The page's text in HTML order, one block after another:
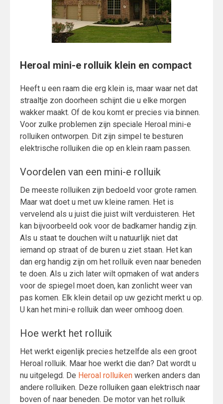
Heroal mini-e rolluik klein en compact
Heeft u een raam die erg klein is, maar waar net dat
straaltje zon doorheen schijnt die u elke morgen
wakker maakt. Of de kou komt er precies via binnen.
Voor zulke problemen zijn speciale Heroal mini-e
rolluiken ontworpen. Dit zijn simpel te besturen
elektrische rolluiken die op en klein raam passen.
Voordelen van een mini-e rolluik
De meeste rolluiken zijn bedoeld voor grote ramen.
Maar wat doet u met uw kleine ramen. Het is
vervelend als u juist die juist wilt verduisteren. Het
kan bijvoorbeeld ook voor de badkamer handig zijn.
Als u staat te douchen wilt u natuurlijk niet dat
iemand op straat of de buren u ziet staan. Het kan
dan erg handig zijn om het rolluik even naar beneden
te doen. Als u zich later wilt opmaken of wat anders
voor de spiegel moet doen, kan zonlicht weer van
pas komen. Elk klein detail op uw gezicht merkt u op.
U kan het mini-e rolluik dan weer omhoog doen.
Hoe werkt het rolluik
Het werkt eigenlijk precies hetzelfde als een groot
Heroal rolluik. Maar hoe werkt die dan? Dat wordt u
nu uitgelegd. De Heroal rolluiken werken anders dan
andere rolluiken. Deze rolluiken gaan elektrisch naar
boven of naar beneden. De motor van het rolluik